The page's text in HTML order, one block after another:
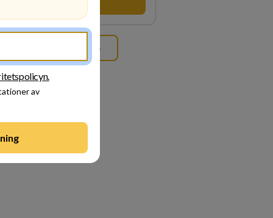
av
oss av våra medarbetare och skapar
möjligheter att växa och utvecklas
Se alla arbetsgivare